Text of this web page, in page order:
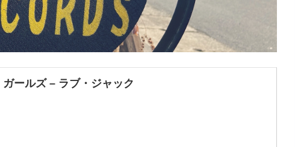
ガールズ – ラブ・ジャック